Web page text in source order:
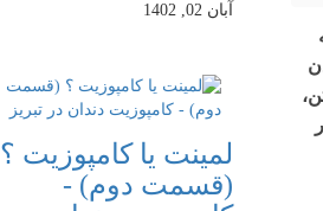
آبان 02, 1402
لمینت یا کامپوزیت ؟
(قسمت دوم) -